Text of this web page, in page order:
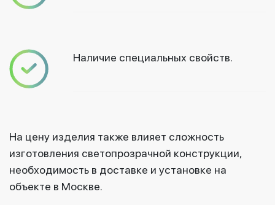
Наличие специальных свойств.
На цену изделия также влияет сложность
изготовления светопрозрачной конструкции,
необходимость в доставке и установке на
объекте в Москве.